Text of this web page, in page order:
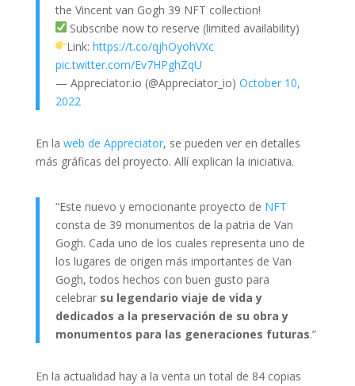
the Vincent van Gogh 39 NFT collection!
Subscribe now to reserve (limited availability)
Link: https://t.co/qjhOyohVXc
pic.twitter.com/Ev7HPghZqU
— Appreciator.io (@Appreciator_io) October 10,
2022
En la web de Appreciator, se pueden ver en detalles
más gráficas del proyecto. Allí explican la iniciativa.
“Este nuevo y emocionante proyecto de NFT
consta de 39 monumentos de la patria de Van
Gogh. Cada uno de los cuales representa uno de
los lugares de origen más importantes de Van
Gogh, todos hechos con buen gusto para
celebrar su legendario viaje de vida y
dedicados a la preservación de su obra y
monumentos para las generaciones futuras.”
En la actualidad hay a la venta un total de 84 copias